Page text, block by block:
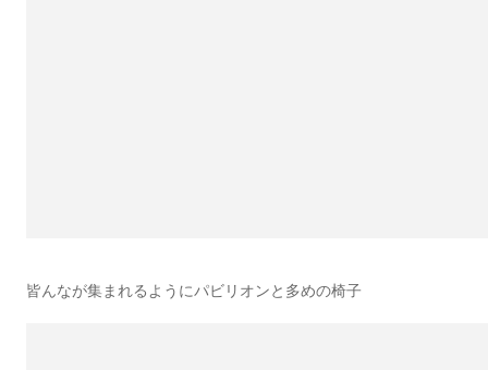
皆んなが集まれるようにパビリオンと多めの椅子